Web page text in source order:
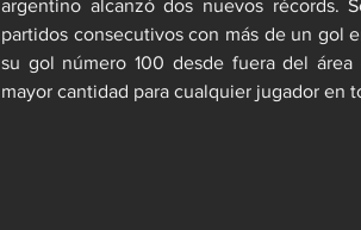
argentino alcanzó dos nuevos récords.
partidos consecutivos con más de un gol
su gol número 100 desde fuera del
mayor cantidad para cualquier jugador en